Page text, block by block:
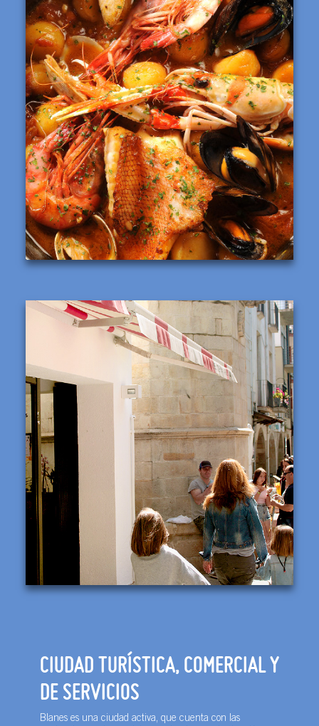
CIUDAD TURÍSTICA, COMERCIAL Y
DE SERVICIOS
Blanes es una ciudad activa, que cuenta con las